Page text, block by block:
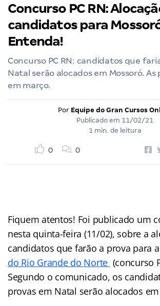
Concurso PC RN:
candidatos para
Entenda!
Concurso PC RN: candidatos que
Natal serão alocados em Mossoró. As
em março.
Por Equipe do Gran Cursos
Publicado em 11/02/21
1 min. de leitura
0 0
Fiquem atentos! Foi publicado um
nesta quinta-feira (11/02), sobre a
candidatos que farão a prova para a
do Rio Grande do Norte (concurso
Segundo o comunicado, os
provas em Natal serão alocados